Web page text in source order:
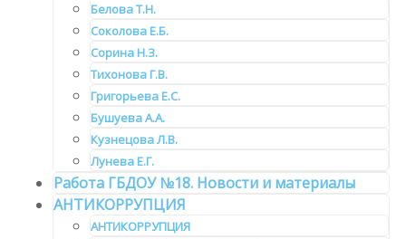
Белова Т.Н.
Соколова Е.Б.
Сорина Н.З.
Тихонова Г.В.
Григорьева Е.С.
Бушуева А.А.
Кузнецова Л.В.
Лунева Е.Г.
Работа ГБДОУ №18. Новости и материалы
АНТИКОРРУПЦИЯ
АНТИКОРРУПЦИЯ